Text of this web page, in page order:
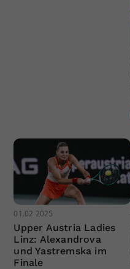
01.02.2025
Upper Austria Ladies
Linz: Alexandrova
und Yastremska im
Finale